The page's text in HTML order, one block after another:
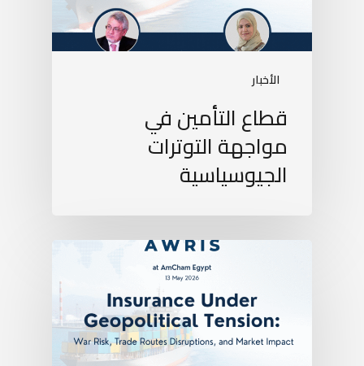
الأخبار
قطاع التأمين في
مواجهة التوترات
الجيوسياسية